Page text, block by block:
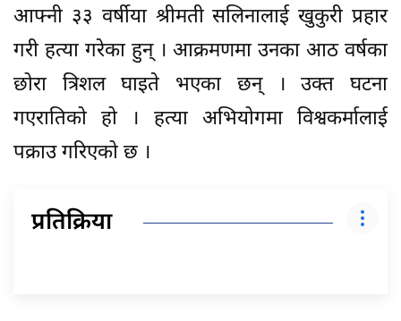
आफ्नी ३३ वर्षीया श्रीमती सलिनालाई खुकुरी प्रहार
गरी हत्या गरेका हुन् । आक्रमणमा उनका आठ वर्षका
छोरा त्रिशल घाइते भएका छन् । उक्त घटना
गएरातिको हो । हत्या अभियोगमा विश्वकर्मालाई
पक्राउ गरिएको छ ।
प्रतिक्रिया